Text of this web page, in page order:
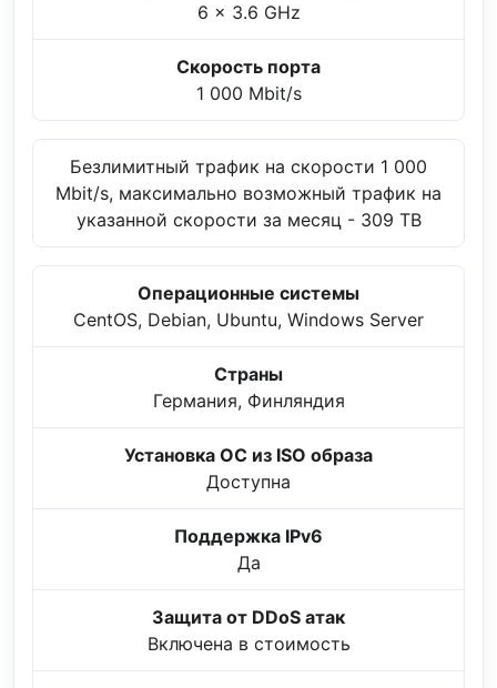
6 x 3.6 GHz
Скорость порта
1 000 Mbit/s
Безлимитный трафик на скорости 1 000
Mbit/s, максимально возможный трафик на
указанной скорости за месяц - 309 TB
Операционные системы
CentOS, Debian, Ubuntu, Windows Server
Страны
Германия, Финляндия
Установка ОС из ISO образа
Доступна
Поддержка IPv6
Да
Защита от DDoS атак
Включена в стоимость